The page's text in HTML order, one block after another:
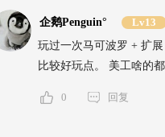
企鹅Penguin° Lv13
玩过一次马可波罗 + 扩
比较好玩点。 美工啥的
0 回复